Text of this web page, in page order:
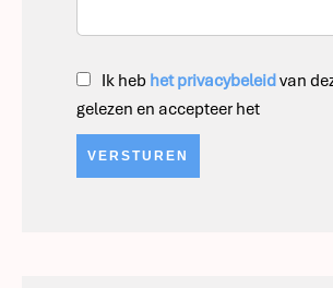
Ik heb het privacybeleidvan
gelezen en accepteer het
VERSTUREN